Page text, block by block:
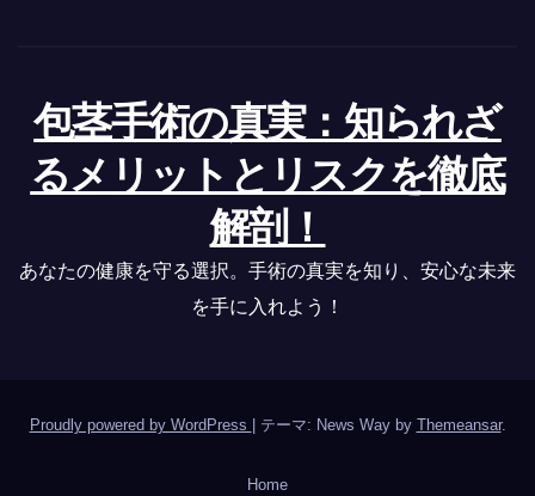
包茎手術の真実：知られざ
るメリットとリスクを徹底
解剖！
あなたの健康を守る選択。手術の真実を知り、安心な未来
を手に入れよう！
Proudly powered by WordPress テーマ: News Way by Themeansar.
Home